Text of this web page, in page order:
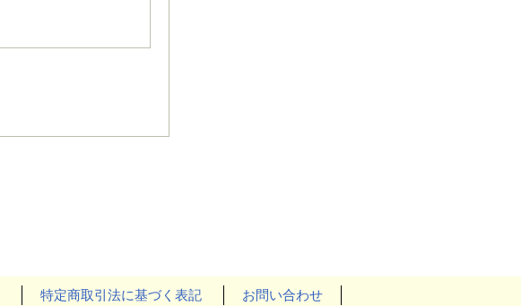
特定商取引法に基づく表記 お問い合わせ